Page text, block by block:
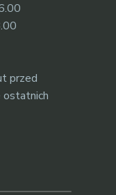
przed
ostatnich